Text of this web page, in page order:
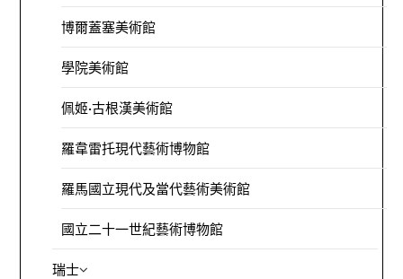
博爾蓋塞美術館
學院美術館
佩姬·古根漢美術館
羅韋雷托現代藝術博物館
羅馬國立現代及當代藝術美術館
國立二十一世紀藝術博物館
瑞士